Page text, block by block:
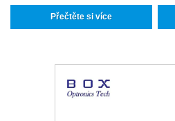
Přečtěte si více